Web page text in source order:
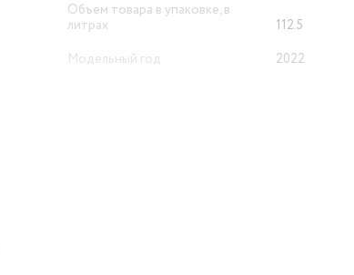
Объем товара в упаковке, в
литрах
112.5
Модельный год
2022